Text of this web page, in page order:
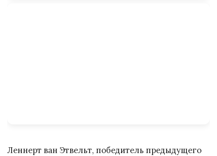
Леннерт ван Этвельт, победитель предыдущего